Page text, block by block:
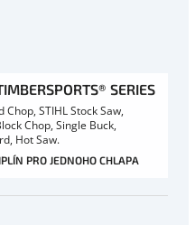
SERIES
Chop, STIHL Stock Saw,
Chop, Single Buck,
Hot Saw.
PRO JEDNOHO CHLAPA